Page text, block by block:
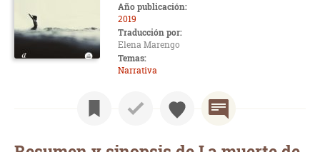
Año publicación:
2019
Traducción por:
Elena Marengo
Temas:
Narrativa